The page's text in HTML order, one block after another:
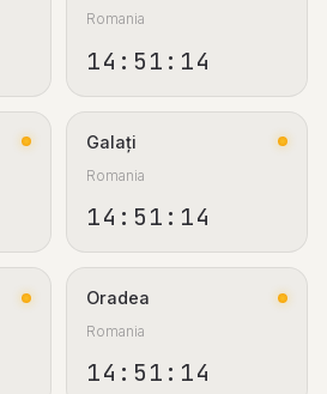
Romania
14:51:15
Galați
Romania
14:51:15
Oradea
Romania
14:51:15